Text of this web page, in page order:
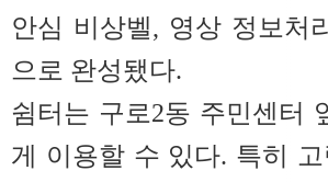
안심 비상벨, 영상 정보처
으로 완성됐다.
쉼터는 구로2동 주민센터
게 이용할 수 있다. 특히